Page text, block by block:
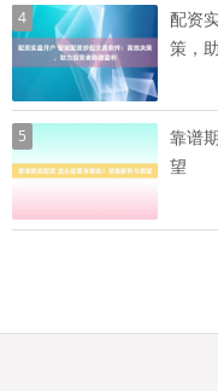
4
配资
策，
5
靠谱
望